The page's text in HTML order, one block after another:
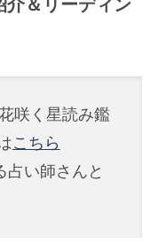
介＆リーディン
咲く星読み鑑
こちら
占い師さんと